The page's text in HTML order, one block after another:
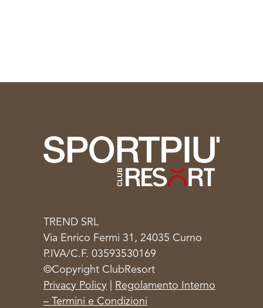
TREND SRL
Via Enrico Fermi 31, 24035 Curno
P.IVA/C.F. 03593530169
©Copyright ClubResort
Privacy Policy
Regolamento Interno
– Termini e Condizioni